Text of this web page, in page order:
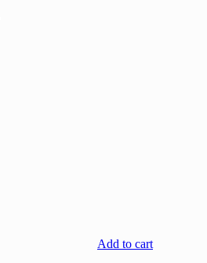
Add to cart